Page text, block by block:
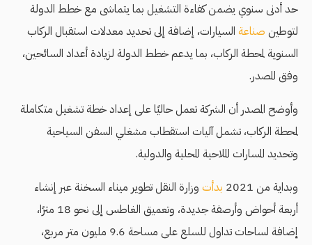
حد أدنى سنوي يضمن كفاءة التشغيل بما يتماشى مع خطط الدولة
لتوطين صناعة السيارات، إضافة إلى تحديد معدلات استقبال الركاب
السنوية لمحطة الركاب، بما يدعم خطط الدولة لزيادة أعداد السائحين،
وفق المصدر.
وأوضح المصدر أن الشركة تعمل حاليًا على إعداد خطة تشغيل متكاملة
لمحطة الركاب، تشمل آليات استقطاب مشغلي السفن السياحية
وتحديد المسارات الملاحية المحلية والدولية.
وبداية من 2021
بدأت وزارة النقل تطوير ميناء السخنة عبر إنشاء
أربعة أحواض وأرصفة جديدة، وتعميق الغاطس إلى نحو 18 مترًا،
إضافة لساحات تداول للسلع على مساحة 9.6 مليون متر مربع،